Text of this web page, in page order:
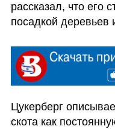
рассказал, что его
посадкой
Цукерберг
скота как